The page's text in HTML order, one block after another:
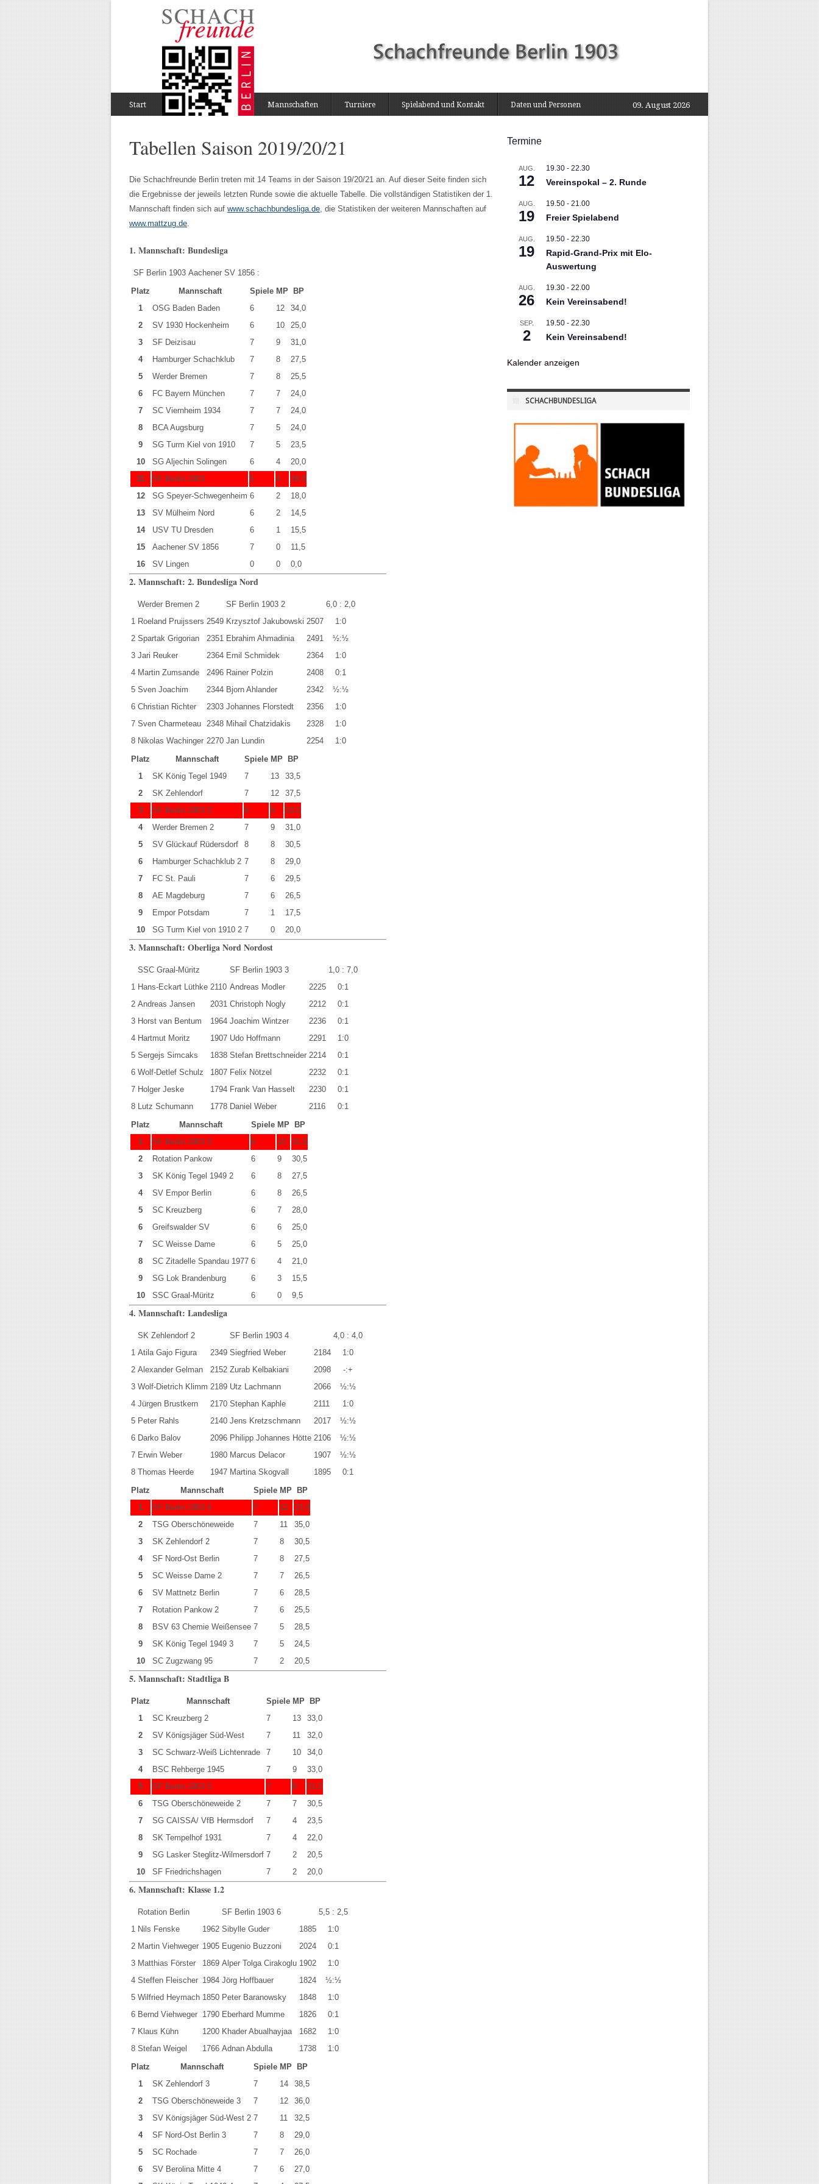
09. August 2026
Start Mannschaften Turniere Spielabend und Kontakt Daten und Personen
Tabellen Saison 2019/20/21
Die Schachfreunde Berlin treten mit 14 Teams in der Saison 19/20/21 an. Auf dieser Seite finden sich
die Ergebnisse der jeweils letzten Runde sowie die aktuelle Tabelle. Die vollständigen Statistiken der 1.
Mannschaft finden sich auf www.schachbundesliga.de, die Statistiken der weiteren Mannschaften auf
www.mattzug.de.
1. Mannschaft: Bundesliga
SF Berlin 1903 Aachener SV 1856 :
Platz
Mannschaft Spiele MP
BP
1
OSG Baden Baden 6 12
34,0
2
SV 1930 Hockenheim 6 10
25,0
3
SF Deizisau 7 9
31,0
4
Hamburger Schachklub 7 8
27,5
5
Werder Bremen 7 8
25,5
6
FC Bayern München 7 7
24,0
7
SC Viernheim 1934 7 7
24,0
8
BCA Augsburg 7 5
24,0
9
SG Turm Kiel von 1910 7 5
23,5
10
SG Aljechin Solingen 6 4
20,0
11
SF Berlin 1903 6 4
18,0
12
SG Speyer-Schwegenheim 6 2
18,0
13
SV Mülheim Nord 6 2
14,5
14
USV TU Dresden 6 1
15,5
15
Aachener SV 1856 7 0
11,5
16
SV Lingen 0 0 0,0
2. Mannschaft: 2. Bundesliga Nord
Werder Bremen 2 SF Berlin 1903 2
6,0 : 2,0
1 Roeland Pruijssers 2549 Krzysztof Jakubowski 2507
1:0
2 Spartak Grigorian 2351 Ebrahim Ahmadinia 2491
½:½
3 Jari Reuker 2364 Emil Schmidek 2364
1:0
4 Martin Zumsande 2496 Rainer Polzin 2408
0:1
5 Sven Joachim 2344 Bjorn Ahlander 2342
½:½
6 Christian Richter 2303 Johannes Florstedt 2356
1:0
7 Sven Charmeteau 2348 Mihail Chatzidakis 2328
1:0
8 Nikolas Wachinger 2270 Jan Lundin 2254
1:0
Platz
Mannschaft Spiele MP
BP
1
SK König Tegel 1949 7 13
33,5
2
SK Zehlendorf 7 12
37,5
3
SF Berlin 1903 2 8 9
33,0
4
Werder Bremen 2 7 9
31,0
5
SV Glückauf Rüdersdorf 8 8
30,5
6
Hamburger Schachklub 2 7 8
29,0
7
FC St. Pauli 7 6
29,5
8
AE Magdeburg 7 6
26,5
9
Empor Potsdam 7 1
17,5
10
SG Turm Kiel von 1910 2 7 0 20,0
3. Mannschaft: Oberliga Nord Nordost
SSC Graal-Müritz SF Berlin 1903 3
1,0 : 7,0
1 Hans-Eckart Lüthke 2110 Andreas Modler 2225
0:1
2 Andreas Jansen 2031 Christoph Nogly 2212
0:1
3 Horst van Bentum 1964 Joachim Wintzer 2236
0:1
4 Hartmut Moritz 1907 Udo Hoffmann 2291
1:0
5 Sergejs Simcaks 1838 Stefan Brettschneider 2214
0:1
6 Wolf-Detlef Schulz 1807 Felix Nötzel 2232
0:1
7 Holger Jeske 1794 Frank Van Hasselt 2230
0:1
8 Lutz Schumann 1778 Daniel Weber 2116
0:1
Platz
Mannschaft Spiele MP
BP
1
SF Berlin 1903 3 6 10
31,5
2
Rotation Pankow 6 9
30,5
3
SK König Tegel 1949 2 6 8
27,5
4
SV Empor Berlin 6 8
26,5
5
SC Kreuzberg 6 7
28,0
6
Greifswalder SV 6 6
25,0
7
SC Weisse Dame 6 5
25,0
8
SC Zitadelle Spandau 1977 6 4
21,0
9
SG Lok Brandenburg 6 3
15,5
10
SSC Graal-Müritz 6 0 9,5
4. Mannschaft: Landesliga
SK Zehlendorf 2 SF Berlin 1903 4
4,0 : 4,0
1 Atila Gajo Figura 2349 Siegfried Weber 2184
1:0
2 Alexander Gelman 2152 Zurab Kelbakiani 2098
-:+
3 Wolf-Dietrich Klimm 2189 Utz Lachmann 2066
½:½
4 Jürgen Brustkern 2170 Stephan Kaphle 2111
1:0
5 Peter Rahls 2140 Jens Kretzschmann 2017
½:½
6 Darko Balov 2096 Philipp Johannes Hötte 2106
½:½
7 Erwin Weber 1980 Marcus Delacor 1907
½:½
8 Thomas Heerde 1947 Martina Skogvall 1895
0:1
Platz
Mannschaft Spiele MP
BP
1
SF Berlin 1903 4 7 12
33,0
2
TSG Oberschöneweide 7 11
35,0
3
SK Zehlendorf 2 7 8
30,5
4
SF Nord-Ost Berlin 7 8
27,5
5
SC Weisse Dame 2 7 7
26,5
6
SV Mattnetz Berlin 7 6
28,5
7
Rotation Pankow 2 7 6
25,5
8
BSV 63 Chemie Weißensee 7 5
28,5
9
SK König Tegel 1949 3 7 5
24,5
10
SC Zugzwang 95 7 2 20,5
5. Mannschaft: Stadtliga B
Platz Mannschaft Spiele MP
BP
1
SC Kreuzberg 2 7 13
33,0
2
SV Königsjäger Süd-West 7 11
32,0
3
SC Schwarz-Weiß Lichtenrade 7 10
34,0
4
BSC Rehberge 1945 7 9
33,0
5
SF Berlin 1903 5 7 8
31,5
6
TSG Oberschöneweide 2 7 7
30,5
7
SG CAISSA/ VfB Hermsdorf 7 4
23,5
8
SK Tempelhof 1931 7 4
22,0
9
SG Lasker Steglitz-Wilmersdorf 7 2
20,5
10
SF Friedrichshagen 7 2 20,0
6. Mannschaft: Klasse 1.2
Rotation Berlin SF Berlin 1903 6
5,5 : 2,5
1 Nils Fenske 1962 Sibylle Guder 1885
1:0
2 Martin Viehweger 1905 Eugenio Buzzoni 2024
0:1
3 Matthias Förster 1869 Alper Tolga Cirakoglu 1902
1:0
4 Steffen Fleischer 1984 Jörg Hoffbauer 1824
½:½
5 Wilfried Heymach 1850 Peter Baranowsky 1848
1:0
6 Bernd Viehweger 1790 Eberhard Mumme 1826
0:1
7 Klaus Kühn 1200 Khader Abualhayjaa 1682
1:0
8 Stefan Weigel 1766 Adnan Abdulla 1738
1:0
Platz
Mannschaft Spiele MP
BP
1
SK Zehlendorf 3 7 14
38,5
2
TSG Oberschöneweide 3 7 12
36,0
3
SV Königsjäger Süd-West 2 7 11
32,5
4
SF Nord-Ost Berlin 3 7 8
29,0
5
SC Rochade 7 7
26,0
6
SV Berolina Mitte 4 7 6
27,0
Termine
AUG.
12
19.30 - 22.30
Vereinspokal – 2. Runde
AUG.
19
19.50 - 21.00
Freier Spielabend
AUG.
19
19.50 - 22.30
Rapid-Grand-Prix mit Elo-
Auswertung
AUG.
26
19.30 - 22.00
Kein Vereinsabend!
SEP.
2
19.50 - 22.30
Kein Vereinsabend!
Kalender anzeigen
SCHACHBUNDESLIGA